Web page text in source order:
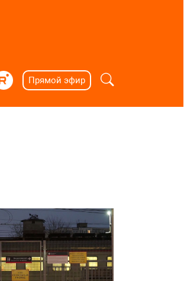
Прямой эфир